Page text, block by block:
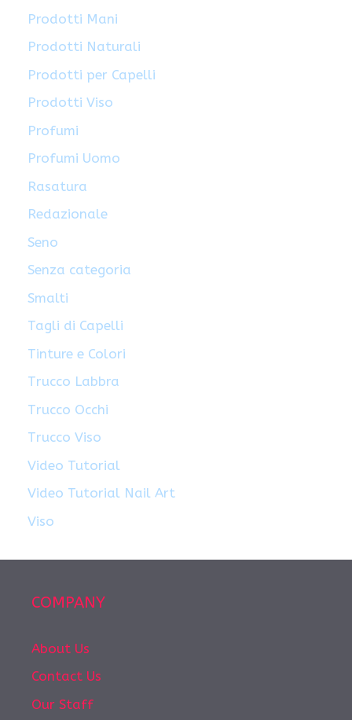
Prodotti Mani
Prodotti Naturali
Prodotti per Capelli
Prodotti Viso
Profumi
Profumi Uomo
Rasatura
Redazionale
Seno
Senza categoria
Smalti
Tagli di Capelli
Tinture e Colori
Trucco Labbra
Trucco Occhi
Trucco Viso
Video Tutorial
Video Tutorial Nail Art
Viso
COMPANY
About Us
Contact Us
Our Staff